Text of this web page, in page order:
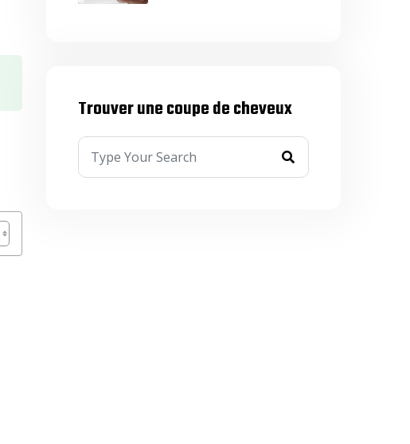
Trouver une coupe de cheveux